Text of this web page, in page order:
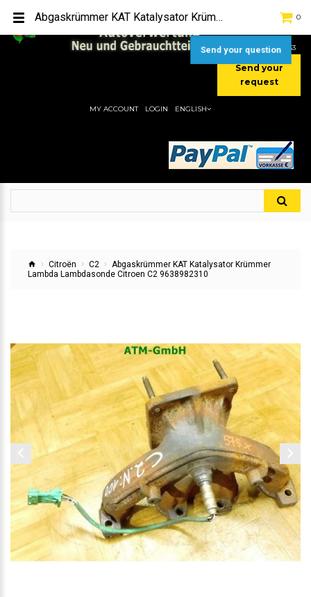
[+49] (0) 2232-5205
[+49] (0) 177 / 4080033
Send your
request
0
MY ACCOUNT LOGIN ENGLISH
Citroën C2
Abgaskrümmer KAT Katalysator Krümmer
Lambda Lambdasonde Citroen C2 9638982310
Abgaskrümmer KAT Katalysator Krümmer Lambda Lambdasonde Citroen C2 9638982310
Send your question